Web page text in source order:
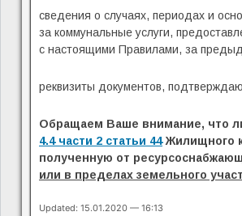
сведения о случаях, периодах и
за коммунальные услуги,
с настоящими Правилами, за
реквизиты документов,
Обращаем Ваше внимание, что
4.4 части 2 статьи 44Жилищного
полученную от
или в пределах земельного
Updated: 15.01.2020 — 16:13